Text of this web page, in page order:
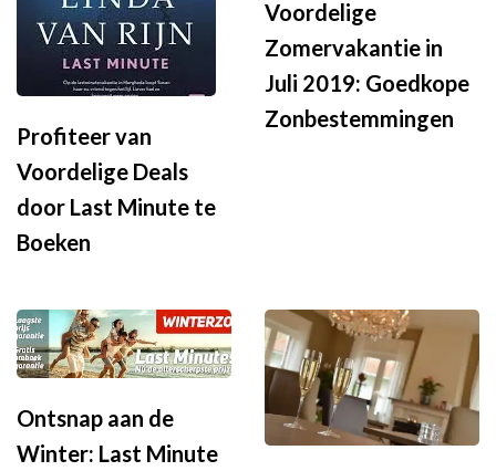
Profiteer van
Voordelige Deals
door Last Minute te
Boeken
Voordelige
Zomervakantie in
Juli 2019: Goedkope
Zonbestemmingen
Ontsnap aan de
Winter: Last Minute